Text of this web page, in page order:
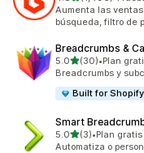
1496 reseñas en
Aumenta las
búsqueda, filtro de
Breadcrumbs &
5.0de 5 estrellas
(30)
30 reseñas en total
•Plan
Breadcrumbs y
Built for Shopify
Smart
5.0de 5 estrellas
(3)
3 reseñas en total
•Plan
Automatiza o